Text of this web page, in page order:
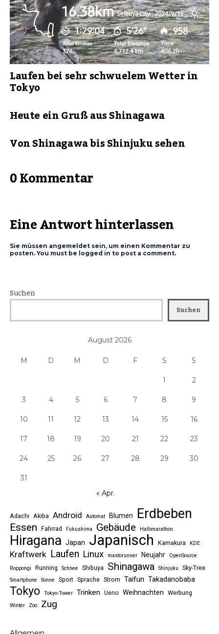
Laufen bei sehr schwuelem Wetter in
Tokyo
Heute ein Gruß aus Shinagawa
Von Shinagawa bis Shinjuku sehen
0 Kommentar
Eine Antwort hinterlassen
Sie müssen angemeldet sein, um einen Kommentar zu
posten. You must be logged in to post a comment.
Suchen
Suchen
August 2026
M D M D F S S
1 2
3 4 5 6 7 8 9
10 11 12 13 14 15 16
17 18 19 20 21 22 23
24 25 26 27 28 29 30
31
« Apr.
Adachi Akiba Android Automat Blumen Erdbeben
Essen Fahrrad Fukushima Gebäude Halbmarathon
Hiragana Japan Japanisch Kamakura KDE
Kraftwerk Laufen Linux mastorunner Neujahr
OpenSource
Roppongi
Running Schnee Shibuya Shinagawa Shinjuku Sky-Tree
Smartphone Sonne Sport Sprache Strom Taifun Takadanobaba
Tokyo Tokyo-Tower Trinken Ueno Weihnachten Werbung
Winter Zoo Zug